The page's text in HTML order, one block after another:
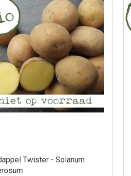
Twister - Solanum